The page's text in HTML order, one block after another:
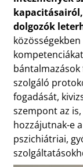
dolgozók
bántalmazások
szolgáló
fogadását,
szempont az
hozzájutnak-e
pszichiátriai,